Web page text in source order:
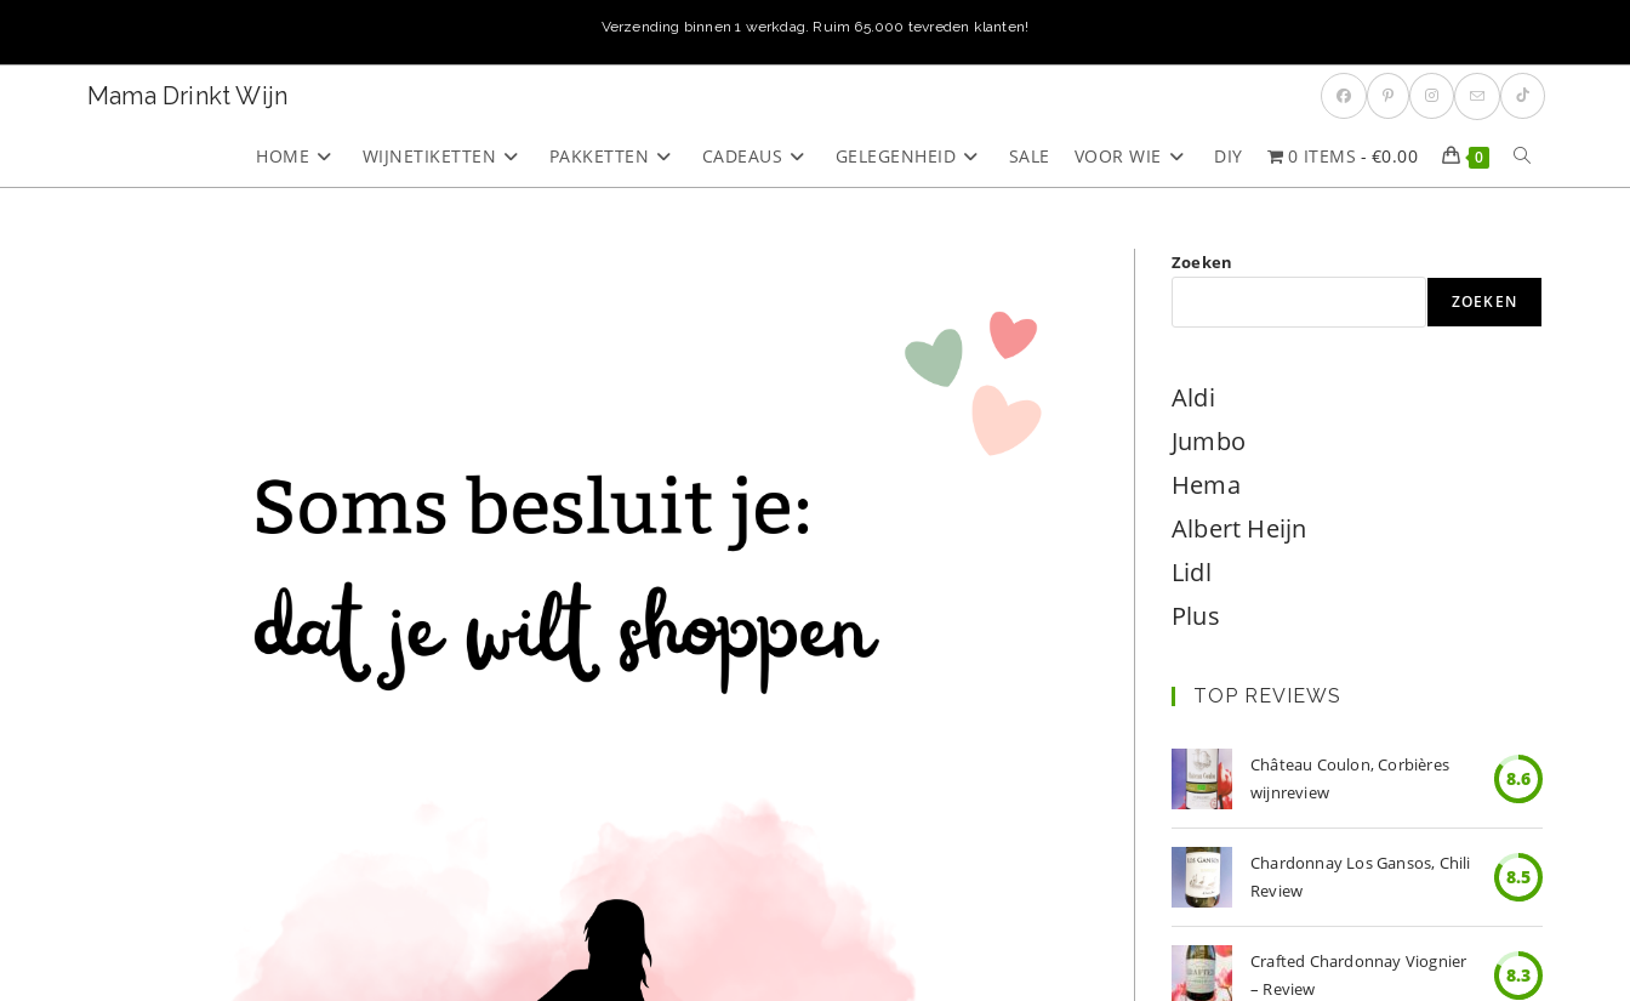
Verzending binnen 1 werkdag. Ruim 65.000 tevreden klanten!
Mama Drinkt Wijn
HOME WIJNETIKETTEN PAKKETTEN CADEAUS GELEGENHEID SALE VOOR WIE DIY 0 ITEMS €0.00 0 TOGGLE
ZOEKEN
Zoeken
ZOEKEN
Aldi
Jumbo
Hema
Albert Heijn
Lidl
Plus
TOP REVIEWS
Château Coulon, Corbières
wijnreview
8.6
Chardonnay Los Gansos, Chili
Review
8.5
Crafted Chardonnay Viognier
– Review
8.3